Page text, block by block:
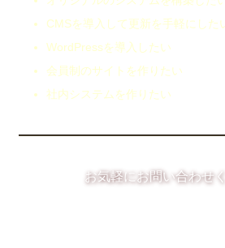
スマホサイトを作りたい
オリジナルのシステムを構築したい
CMSを導入して更新を手軽にしたい
WordPressを導入したい
会員制のサイトを作りたい